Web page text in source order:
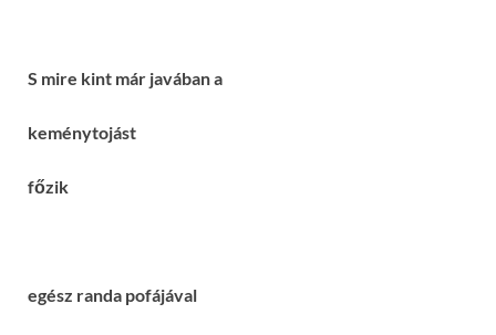
S mire kint már javában a
keménytojást
főzik
egész randa pofájával